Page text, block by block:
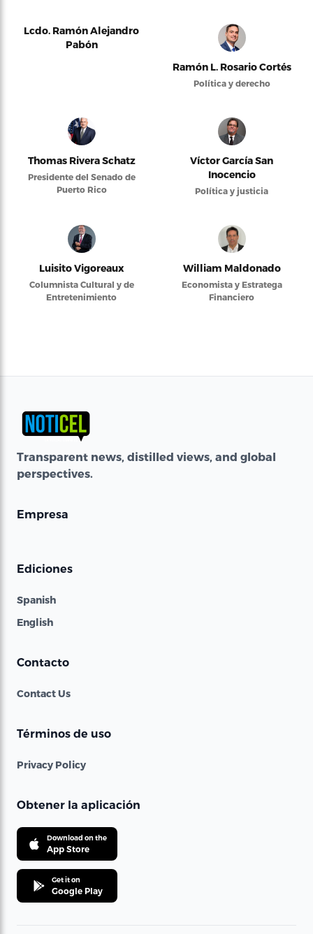
Lcdo. Ramón Alejandro
Pabón
Ramón L. Rosario Cortés
Política y derecho
Thomas Rivera Schatz
Presidente del Senado de
Puerto Rico
Víctor García San
Inocencio
Política y justicia
Luisito Vigoreaux
Columnista Cultural y de
Entretenimiento
William Maldonado
Economista y Estratega
Financiero
Transparent news, distilled views, and global
perspectives.
Empresa
Ediciones
Spanish
English
Contacto
Contact Us
Términos de uso
Privacy Policy
Obtener la aplicación
Download on the
App Store
Get it on
Google Play